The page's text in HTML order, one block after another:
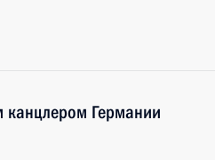
канцлером Германии